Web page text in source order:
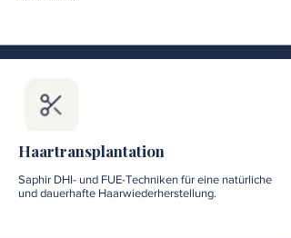
Haartransplantation
Saphir DHI- und FUE-Techniken für eine natürliche
und dauerhafte Haarwiederherstellung.